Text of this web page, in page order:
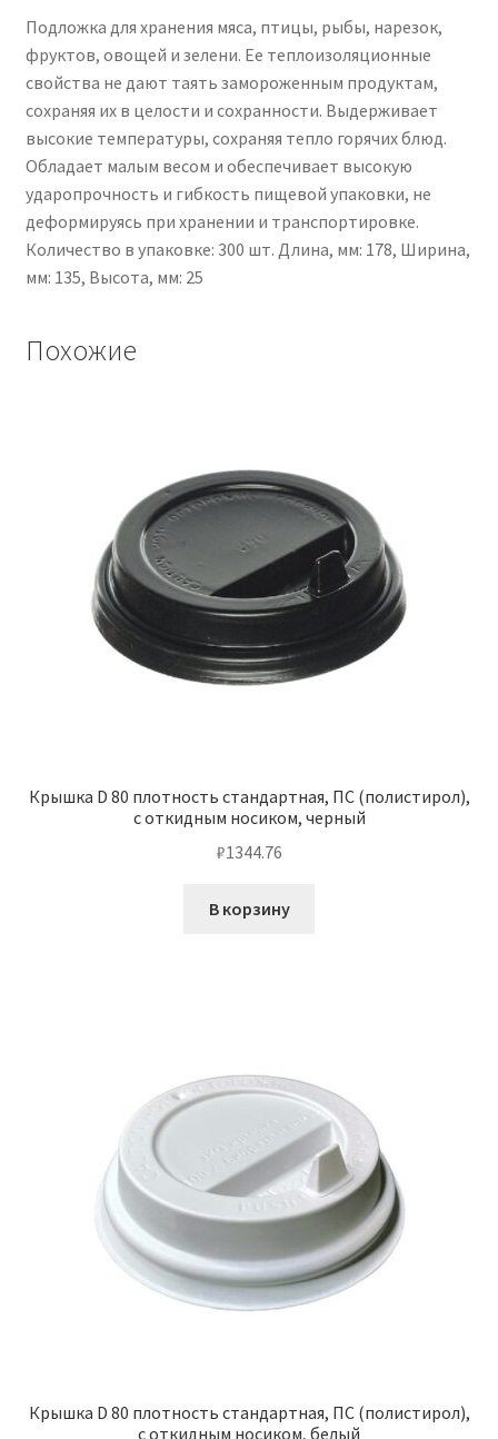
Подложка для хранения мяса, птицы, рыбы, нарезок,
фруктов, овощей и зелени. Ее теплоизоляционные
свойства не дают таять замороженным продуктам,
сохраняя их в целости и сохранности. Выдерживает
высокие температуры, сохраняя тепло горячих блюд.
Обладает малым весом и обеспечивает высокую
ударопрочность и гибкость пищевой упаковки, не
деформируясь при хранении и транспортировке.
Количество в упаковке: 300 шт. Длина, мм: 178, Ширина,
мм: 135, Высота, мм: 25
Похожие
Крышка D 80 плотность стандартная, ПС (полистирол),
с откидным носиком, черный
₽1344.76
В корзину
Крышка D 80 плотность стандартная, ПС (полистирол),
с откидным носиком, белый